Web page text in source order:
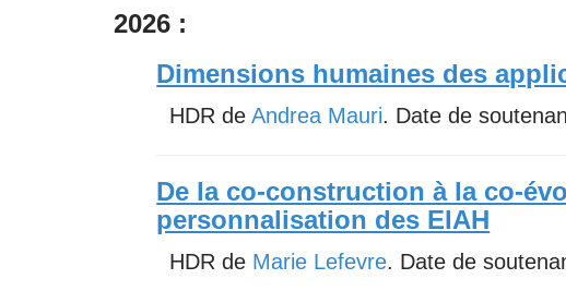
2026 :
Dimensions humaines des
HDR deAndrea Mauri. Date de
De la co-construction à la co-
personnalisation des EIAH
HDR de Marie Lefevre. Date de